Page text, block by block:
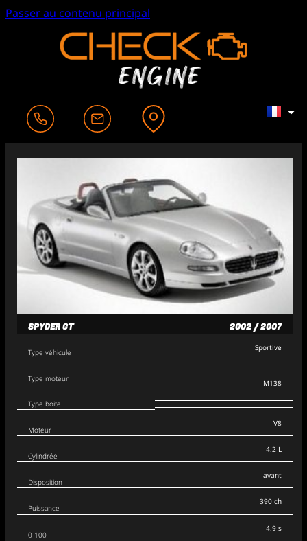
Passer au contenu principal
SPYDER GT 2002 / 2007
Type véhicule
Type moteur
Type boite
Sportive
M138
Moteur
Cylindrée
Disposition
V8
4.2 L
avant
Puissance
0-100
390 ch
4.9 s